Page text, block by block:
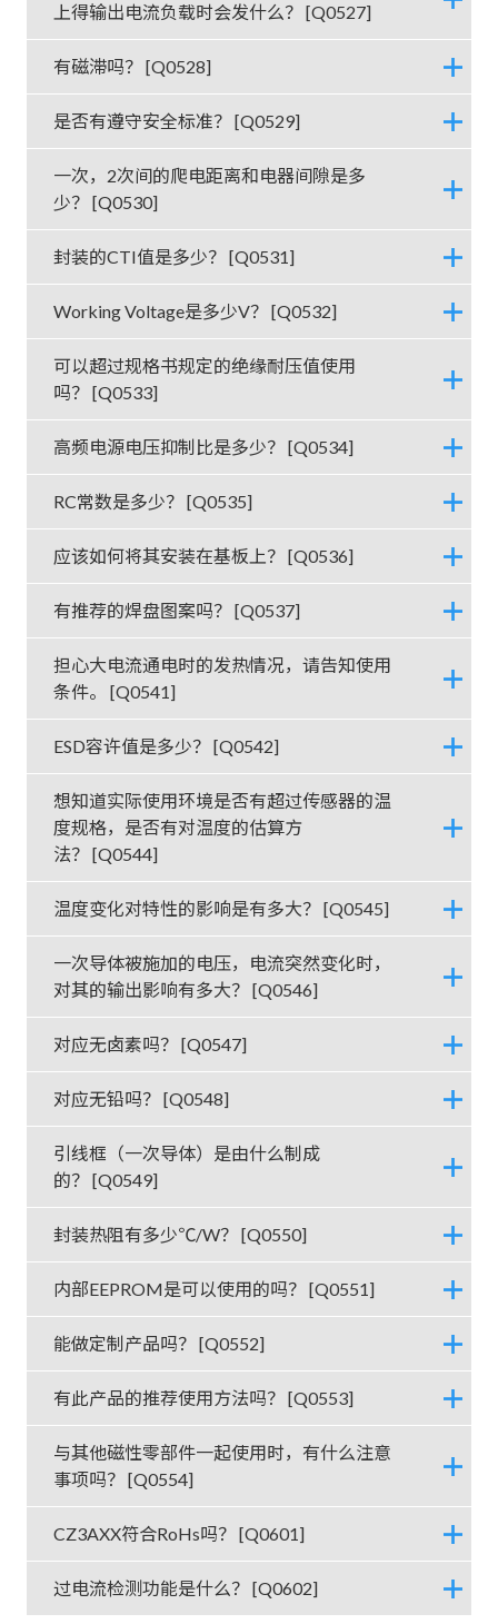
上得输出电流负载时会发什么？ [Q0527]
有磁滞吗？ [Q0528]
是否有遵守安全标准？ [Q0529]
一次，2次间的爬电距离和电器间隙是多
少？ [Q0530]
封装的CTI值是多少？ [Q0531]
Working Voltage是多少V？ [Q0532]
可以超过规格书规定的绝缘耐压值使用
吗？ [Q0533]
高频电源电压抑制比是多少？ [Q0534]
RC常数是多少？ [Q0535]
应该如何将其安装在基板上？ [Q0536]
有推荐的焊盘图案吗？ [Q0537]
担心大电流通电时的发热情况，请告知使用
条件。 [Q0541]
ESD容许值是多少？ [Q0542]
想知道实际使用环境是否有超过传感器的温
度规格，是否有对温度的估算方
法？ [Q0544]
温度变化对特性的影响是有多大？ [Q0545]
一次导体被施加的电压，电流突然变化时，
对其的输出影响有多大？ [Q0546]
对应无卤素吗？ [Q0547]
对应无铅吗？ [Q0548]
引线框（一次导体）是由什么制成
的？ [Q0549]
封装热阻有多少℃/W？ [Q0550]
内部EEPROM是可以使用的吗？ [Q0551]
能做定制产品吗？ [Q0552]
有此产品的推荐使用方法吗？ [Q0553]
与其他磁性零部件一起使用时，有什么注意
事项吗？ [Q0554]
CZ3AXX符合RoHs吗？ [Q0601]
过电流检测功能是什么？ [Q0602]